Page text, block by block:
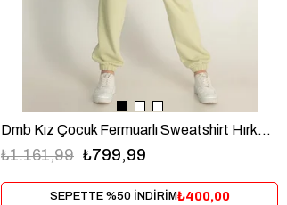
Dmb Kız Çocuk Fermuarlı Sweatshirt Hırka 9-14 Yaş Mint
₺799,99
₺1.161,99
SEPETTE %50 İNDİRİM₺400,00